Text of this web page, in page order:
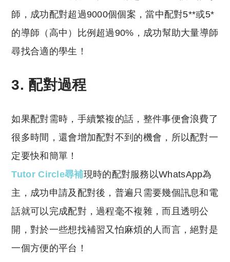
師，成功配對超過9000個個案，當中配對5**或5*
的導師（高中）比例超過90%，成功幫助大量導師
尋找合適的學生！
3. 配對過程
如果配對需時，手續繁複的話，整件事便會浪費了
很多時間，還會增加配對不到的機會，所以配對一
定要快和簡單！
Tutor Circle尋補現時的配對服務以WhatsApp為
主，成功申請及配對後，普遍只需要幾個訊息和電
話就可以完成配對，過程毫不複雜，而且透明公
開，對於一些想找補習又怕麻煩的人而言，絕對是
一個方便的平台！